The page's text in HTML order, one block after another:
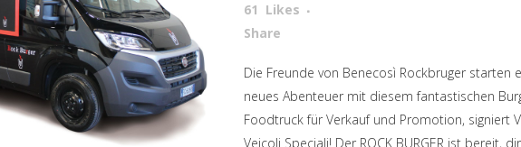
61 Likes
ShareAttiva comando
Die Freunde von Benecosì Rockbruger starten
neues Abenteuer mit diesem fantastischen
Foodtruck für Verkauf und Promotion, signiert
Veicoli Speciali! Der ROCK BURGER ist bereit,